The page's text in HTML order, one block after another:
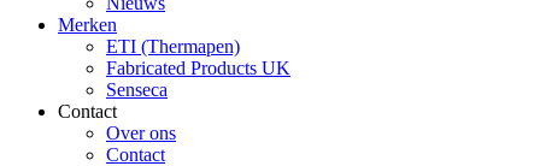
Merken
ETI (Thermapen)
Fabricated Products UK
Senseca
Contact
Over ons
Contact